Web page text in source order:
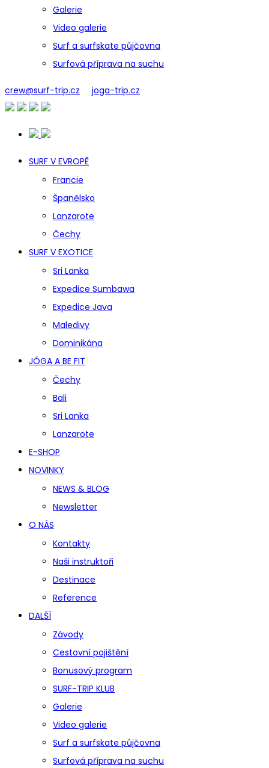
Galerie
Video galerie
Surf a surfskate půjčovna
Surfová příprava na suchu
crew@surf-trip.cz joga-trip.cz
SURF V EVROPĚ
Francie
Španělsko
Lanzarote
Čechy
SURF V EXOTICE
Sri Lanka
Expedice Sumbawa
Expedice Java
Maledivy
Dominikána
JÓGA A BE FIT
Čechy
Bali
Sri Lanka
Lanzarote
E-SHOP
NOVINKY
NEWS & BLOG
Newsletter
O NÁS
Kontakty
Naši instruktoři
Destinace
Reference
DALŠÍ
Závody
Cestovní pojištění
Bonusový program
SURF-TRIP KLUB
Galerie
Video galerie
Surf a surfskate půjčovna
Surfová příprava na suchu